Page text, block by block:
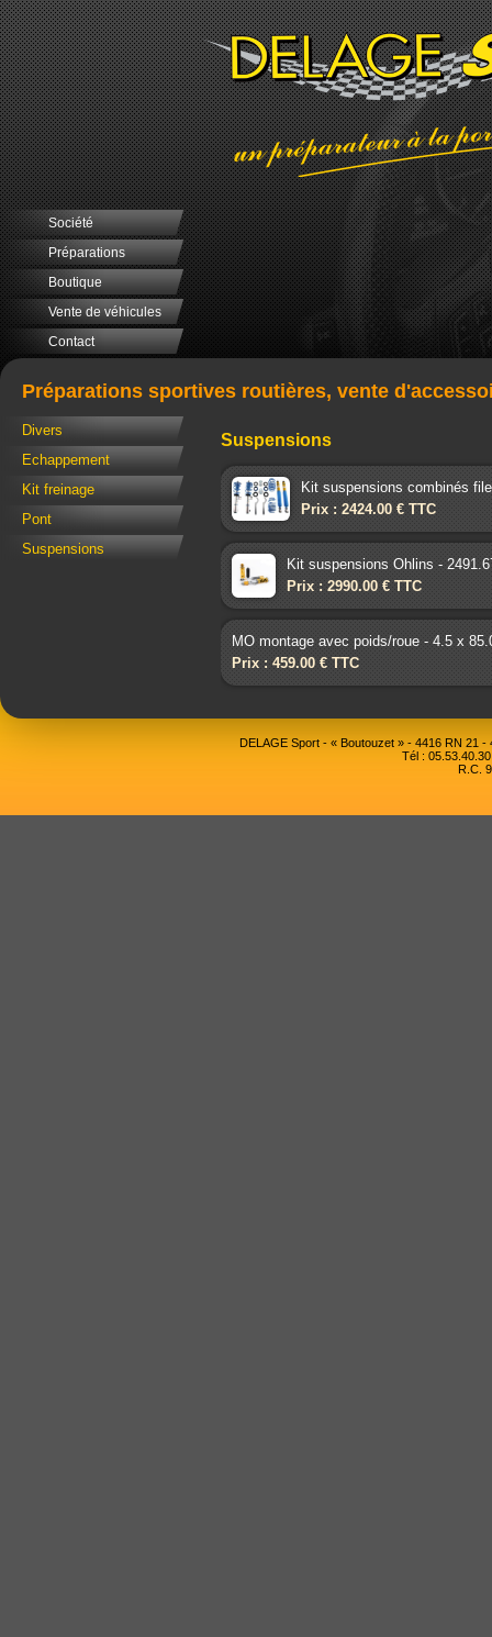
Société
Préparations
Boutique
Vente de véhicules
Contact
Préparations sportives routières, vente
Divers
Echappement
Kit freinage
Pont
Suspensions
Suspensions
Kit suspensions combinés
Prix : 2424.00 € TTC
Kit suspensions Ohlins -
Prix : 2990.00 € TTC
MO montage avec poids/roue - 4.5 x
Prix : 459.00 € TTC
DELAGE Sport - « Boutouzet » - 4416 RN 21
Tél :
R.C.